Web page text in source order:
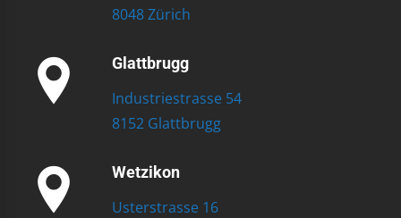
8048 Zürich
Glattbrugg
Industriestrasse 54
8152 Glattbrugg
Wetzikon
Usterstrasse 16